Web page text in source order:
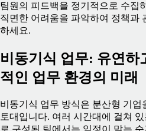
팀원의 피드백을 정기적으로 수집
직면한 어려움을 파악하여 정책과
하세요.
비동기식 업무: 유연하
적인 업무 환경의 미래
비동기식 업무 방식은 분산형 기업
토대입니다. 여러 시간대에 걸쳐
로 구성된 팀에서는 일정이 맞는